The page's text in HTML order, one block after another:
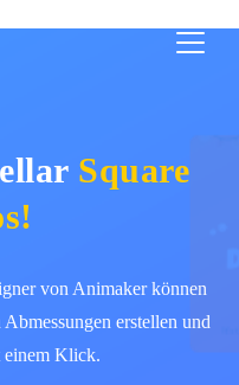
Square
von Animaker können
erstellen und
einem Klick.